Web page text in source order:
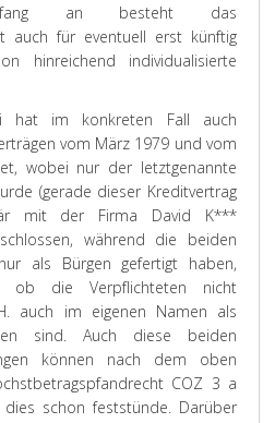
an besteht das
auch für eventuell erst künftig
hinreichend individualisierte
hat im konkreten Fall auch
vom März 1979 und vom
wobei nur der letztgenannte
(gerade dieser Kreditvertrag
mit der Firma David K***
während die beiden
als Bürgen gefertigt haben,
ob die Verpflichteten nicht
auch im eigenen Namen als
sind. Auch diese beiden
können nach dem oben
COZ 3 a
schon feststünde. Darüber